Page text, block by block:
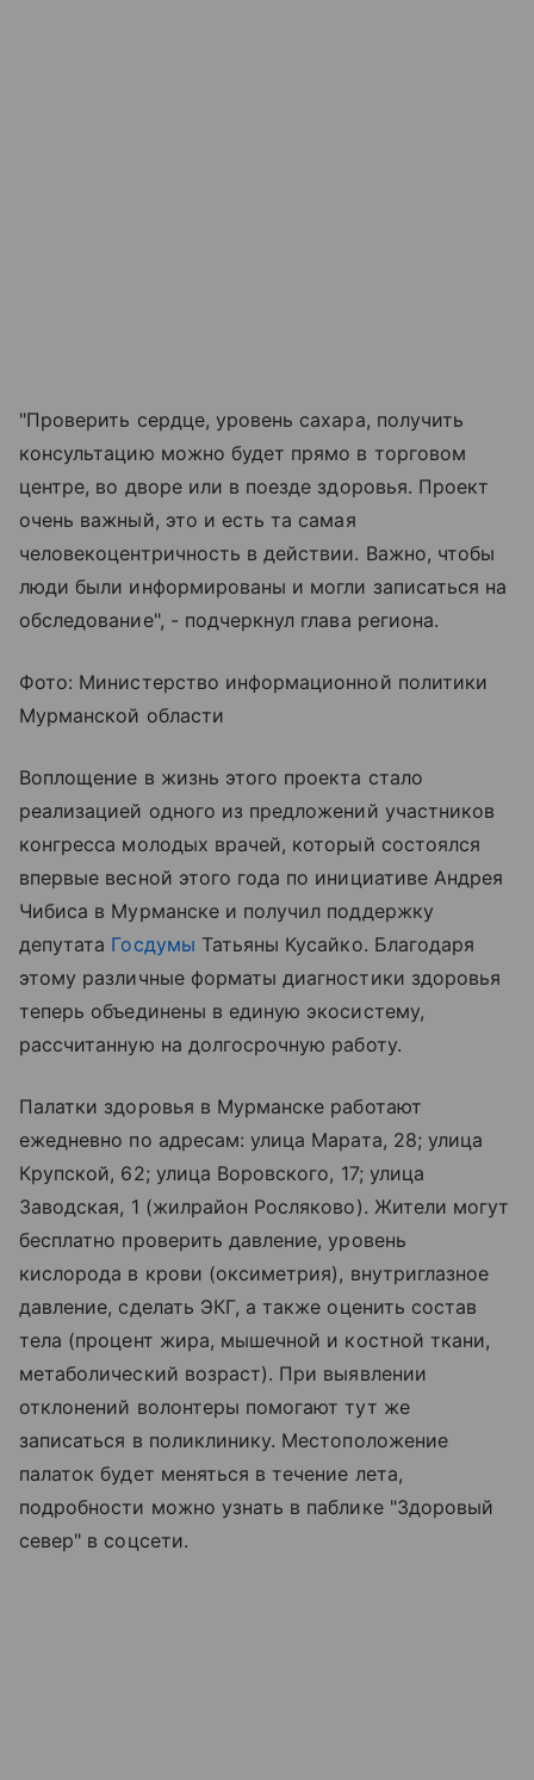
"Проверить сердце, уровень сахара, получить
консультацию можно будет прямо в торговом
центре, во дворе или в поезде здоровья. Проект
очень важный, это и есть та самая
человекоцентричность в действии. Важно, чтобы
люди были информированы и могли записаться на
обследование", - подчеркнул глава региона.
Фото: Министерство информационной политики
Мурманской области
Воплощение в жизнь этого проекта стало
реализацией одного из предложений участников
конгресса молодых врачей, который состоялся
впервые весной этого года по инициативе Андрея
Чибиса в Мурманске и получил поддержку
депутата Госдумы Татьяны Кусайко. Благодаря
этому различные форматы диагностики здоровья
теперь объединены в единую экосистему,
рассчитанную на долгосрочную работу.
Палатки здоровья в Мурманске работают
ежедневно по адресам: улица Марата, 28; улица
Крупской, 62; улица Воровского, 17; улица
Заводская, 1 (жилрайон Росляково). Жители могут
бесплатно проверить давление, уровень
кислорода в крови (оксиметрия), внутриглазное
давление, сделать ЭКГ, а также оценить состав
тела (процент жира, мышечной и костной ткани,
метаболический возраст). При выявлении
отклонений волонтеры помогают тут же
записаться в поликлинику. Местоположение
палаток будет меняться в течение лета,
подробности можно узнать в паблике "Здоровый
север" в соцсети.